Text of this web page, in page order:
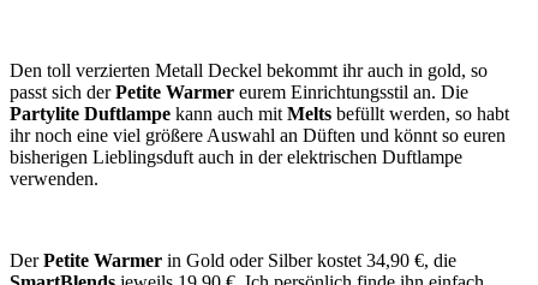
Den toll verzierten Metall Deckel bekommt ihr auch in gold, so
passt sich derPetite Warmer eurem Einrichtungsstil an. Die
Partylite Duftlampe kann auch mit Melts befüllt werden, so habt
ihr noch eine viel größere Auswahl an Düften und könnt so euren
bisherigen Lieblingsduft auch in der elektrischen Duftlampe
verwenden.
DerPetite Warmer in Gold oder Silber kostet 34,90 €, die